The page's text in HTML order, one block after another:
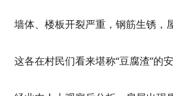
墙体、楼板开裂严重，钢筋生锈，
这各在村民们看来堪称“豆腐渣”的